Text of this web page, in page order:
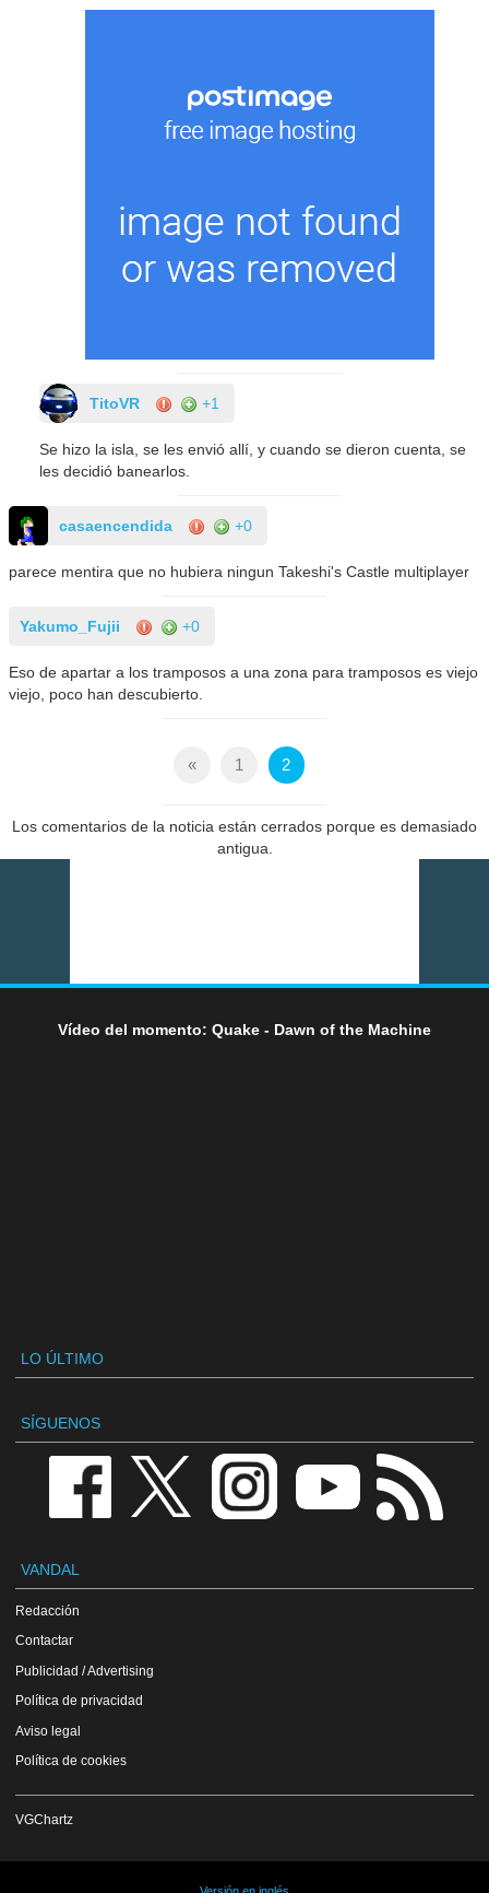
TitoVR +1
Se hizo la isla, se les envió allí, y cuando se dieron cuenta, se
les decidió banearlos.
casaencendida +0
parece mentira que no hubiera ningun Takeshi's Castle multiplayer
Yakumo_Fujii +0
Eso de apartar a los tramposos a una zona para tramposos es viejo
viejo, poco han descubierto.
« 1 2
Los comentarios de la noticia están cerrados porque es demasiado
antigua.
Vídeo del momento: Quake - Dawn of the Machine
LO ÚLTIMO
SÍGUENOS
VANDAL
Redacción
Contactar
Publicidad / Advertising
Política de privacidad
Aviso legal
Política de cookies
VGChartz
Versión en inglés